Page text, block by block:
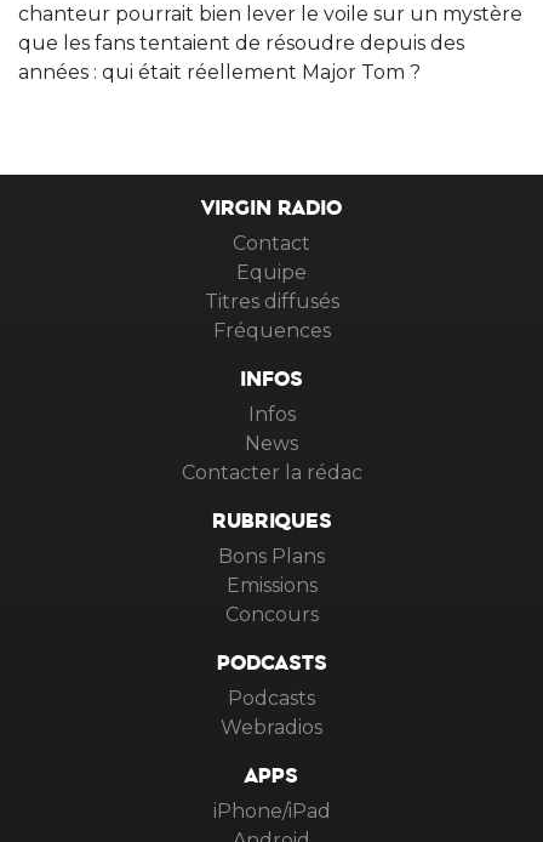
chanteur pourrait bien lever le voile sur un mystère
que les fans tentaient de résoudre depuis des
années : qui était réellement Major Tom ?
VIRGIN RADIO
Contact
Equipe
Titres diffusés
Fréquences
INFOS
Infos
News
Contacter la rédac
RUBRIQUES
Bons Plans
Emissions
Concours
PODCASTS
Podcasts
Webradios
APPS
iPhone/iPad